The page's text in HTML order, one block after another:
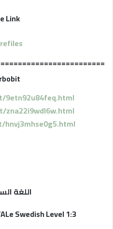
Link
اللغة
Swedish Level 1:3